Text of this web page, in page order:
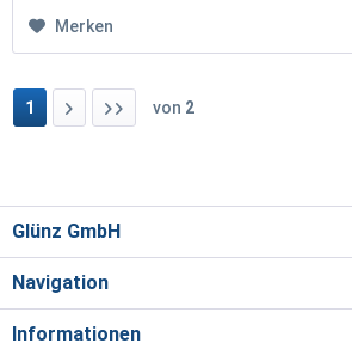
Merken
1 von 2
Glünz GmbH
Navigation
Informationen